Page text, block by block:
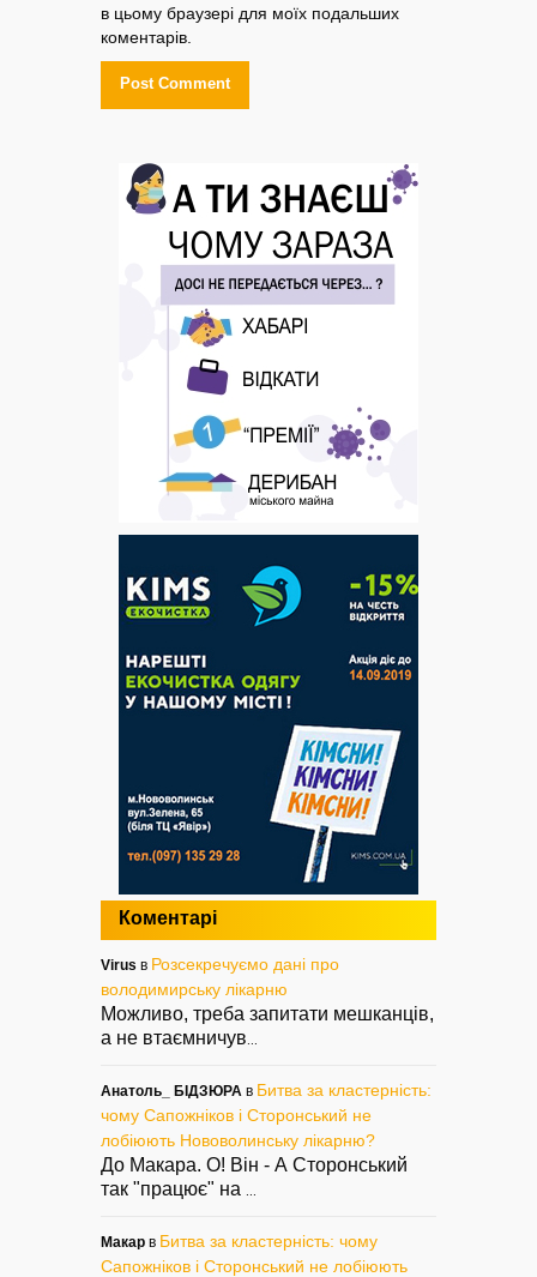
в цьому браузері для моїх подальших
коментарів.
Коментарі
Virus в Розсекречуємо дані про
володимирську лікарню
Можливо, треба запитати мешканців,
а не втаємничув
Анатоль_ БІДЗЮРА в Битва за кластерність:
чому Сапожніков і Сторонський не
лобіюють Нововолинську лікарню?
До Макара. О! Він - А Сторонський
так "працює" на
Макар в Битва за кластерність: чому
Сапожніков і Сторонський не лобіюють